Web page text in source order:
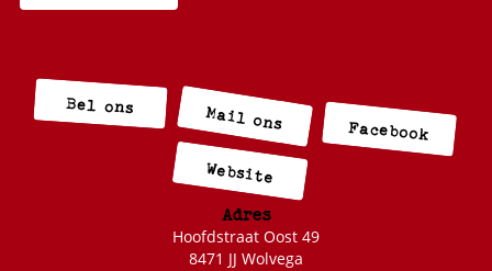
Bel ons Mail ons Facebook
Website
Adres
Hoofdstraat Oost 49
8471 JJ Wolvega